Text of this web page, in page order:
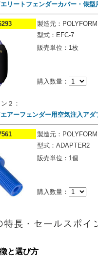
リートフェンダーカバー・俵型
製造元：POLYFORM
型式：EFC-7
販売単位：1枚
購入数量：
２：
アーフェンダー用空気注入アダ
製造元：POLYFORM
型式：ADAPTER2
販売単位：1個
購入数量：
と選び方